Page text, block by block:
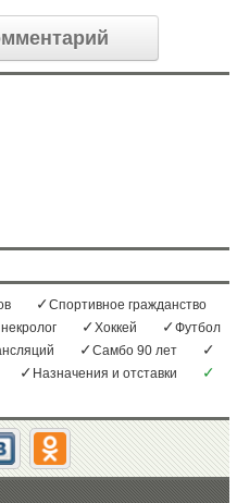
Спортивное гражданство
Хоккей
Футбол
Самбо 90 лет
Назначения и отставки